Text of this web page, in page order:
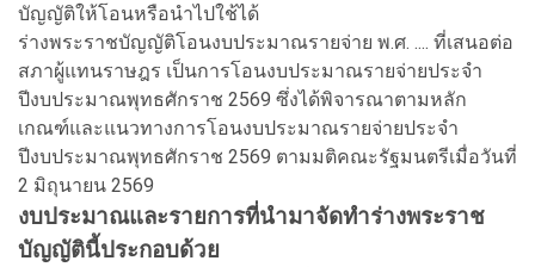
บัญญัติให้โอนหรือนำไปใช้ได้
ร่างพระราชบัญญัติโอนงบประมาณรายจ่าย พ.ศ. .... ที่เสนอต่อ
สภาผู้แทนราษฎร เป็นการโอนงบประมาณรายจ่ายประจำ
ปีงบประมาณพุทธศักราช 2569 ซึ่งได้พิจารณาตามหลัก
เกณฑ์และแนวทางการโอนงบประมาณรายจ่ายประจำ
ปีงบประมาณพุทธศักราช 2569 ตามมติคณะรัฐมนตรีเมื่อวันที่
2 มิถุนายน 2569
งบประมาณและรายการที่นำมาจัดทำร่างพระราช
บัญญัตินี้ประกอบด้วย